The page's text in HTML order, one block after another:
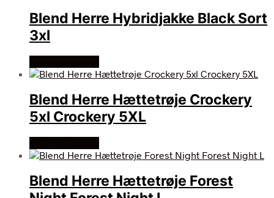
Blend Herre Hybridjakke Black Sort
3xl
Blend Herre Hættetrøje Crockery
5xl Crockery 5XL
Blend Herre Hættetrøje Forest